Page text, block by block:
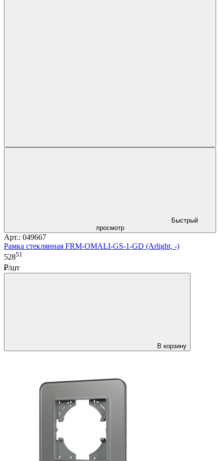
Быстрый
просмотр
Арт.: 049667
Рамка стеклянная FRM-OMALI-GS-1-GD (Arlight, -)
52851
₽/шт
В корзину